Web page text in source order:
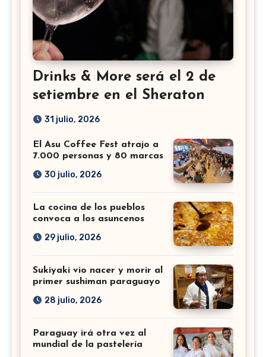
Drinks & More será el 2 de
setiembre en el Sheraton
31 julio, 2026
El Asu Coffee Fest atrajo a
7.000 personas y 80 marcas
30 julio, 2026
La cocina de los pueblos
convoca a los asuncenos
29 julio, 2026
Sukiyaki vio nacer y morir al
primer sushiman paraguayo
28 julio, 2026
Paraguay irá otra vez al
mundial de la pastelería